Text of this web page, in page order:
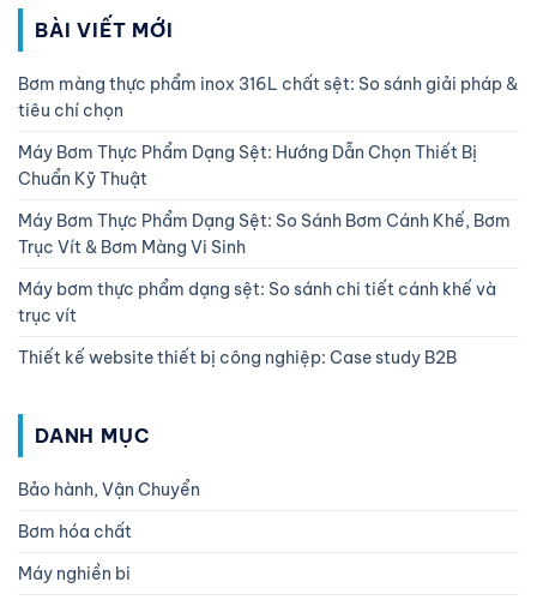
BÀI VIẾT MỚI
Bơm màng thực phẩm inox 316L chất sệt: So sánh giải pháp &
tiêu chí chọn
Máy Bơm Thực Phẩm Dạng Sệt: Hướng Dẫn Chọn Thiết Bị
Chuẩn Kỹ Thuật
Máy Bơm Thực Phẩm Dạng Sệt: So Sánh Bơm Cánh Khế, Bơm
Trục Vít & Bơm Màng Vi Sinh
Máy bơm thực phẩm dạng sệt: So sánh chi tiết cánh khế và
trục vít
Thiết kế website thiết bị công nghiệp: Case study B2B
DANH MỤC
Bảo hành, Vận Chuyển
Bơm hóa chất
Máy nghiền bi